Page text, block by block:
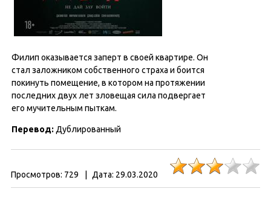
Филип оказывается заперт в своей квартире. Он
стал заложником собственного страха и боится
покинуть помещение, в котором на протяжении
последних двух лет зловещая сила подвергает
его мучительным пыткам.
Перевод: Дублированный
Просмотров: 729 Дата: 29.03.2020